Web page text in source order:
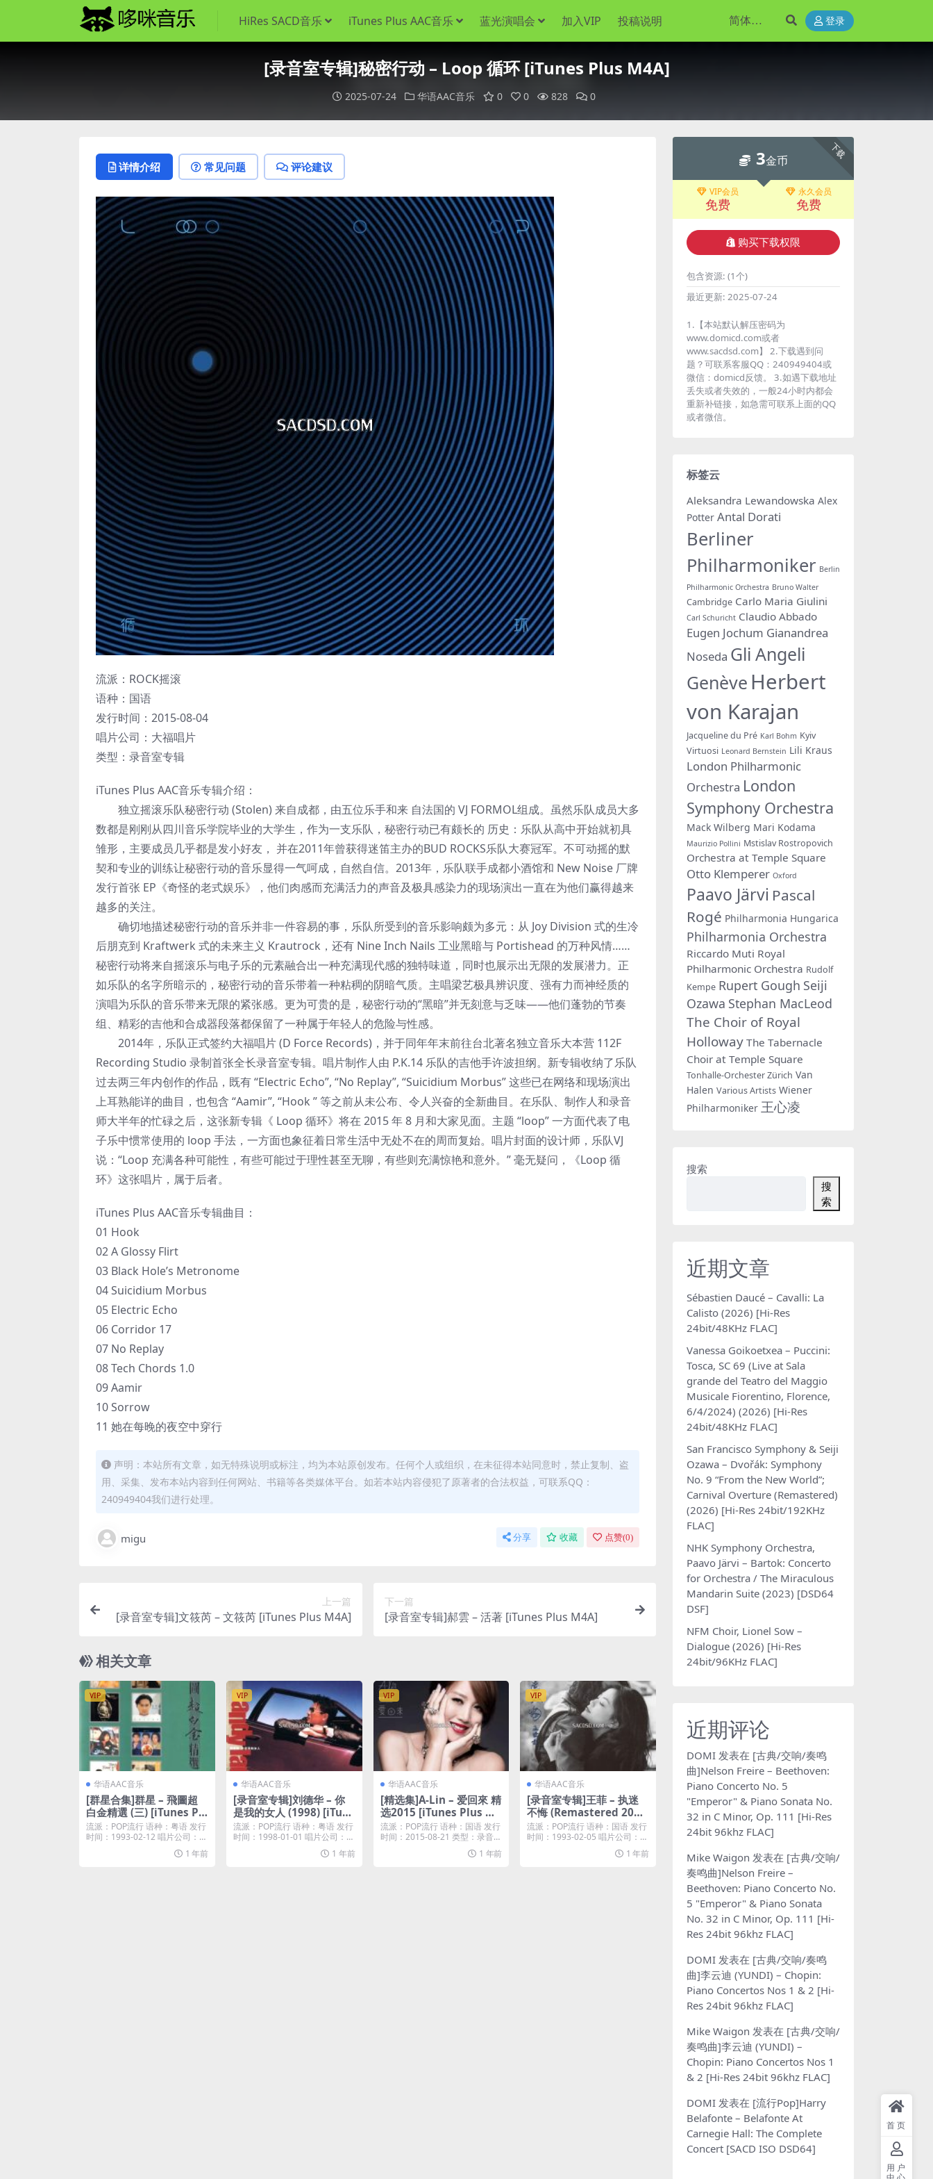
HiRes SACD音乐 iTunes Plus AAC音乐 蓝光演唱会 加入VIP 投稿说明 登录
[录音室专辑]秘密行动 – Loop 循环 [iTunes Plus M4A]
2025-07-24 华语AAC音乐 0 0 828 0
详情介绍 常见问题 评论建议
流派：ROCK摇滚
语种：国语
发行时间：2015-08-04
唱片公司：大福唱片
类型：录音室专辑
iTunes Plus AAC音乐专辑介绍：
独立摇滚乐队秘密行动 (Stolen) 来自成都，由五位乐手和来 自法国的 VJ FORMOL组成。虽然乐队成员大多
数都是刚刚从四川音乐学院毕业的大学生，作为一支乐队，秘密行动已有颇长的 历史：乐队从高中开始就初具
雏形，主要成员几乎都是发小好友， 并在2011年曾获得迷笛主办的BUD ROCKS乐队大赛冠军。不可动摇的默
契和专业的训练让秘密行动的音乐显得一气呵成，自然自信。2013年，乐队联手成都小酒馆和 New Noise 厂牌
发行首张 EP《奇怪的老式娱乐》，他们肉感而充满活力的声音及极具感染力的现场演出一直在为他们赢得越来
越多的关注。
确切地描述秘密行动的音乐并非一件容易的事，乐队所受到的音乐影响颇为多元：从 Joy Division 式的生冷
后朋克到 Kraftwerk 式的未来主义 Krautrock，还有 Nine Inch Nails 工业黑暗与 Portishead 的万种风情……
秘密行动将来自摇滚乐与电子乐的元素融合出一种充满现代感的独特味道，同时也展示出无限的发展潜力。正
如乐队的名字所暗示的，秘密行动的音乐带着一种粘稠的阴暗气质。主唱梁艺极具辨识度、强有力而神经质的
演唱为乐队的音乐带来无限的紧张感。更为可贵的是，秘密行动的“黑暗”并无刻意与乏味——他们蓬勃的节奏
组、精彩的吉他和合成器段落都保留了一种属于年轻人的危险与性感。
2014年，乐队正式签约大福唱片 (D Force Records)，并于同年年末前往台北著名独立音乐大本营 112F
Recording Studio 录制首张全长录音室专辑。唱片制作人由 P.K.14 乐队的吉他手许波担纲。新专辑收纳了乐队
过去两三年内创作的作品，既有 “Electric Echo”, “No Replay”, “Suicidium Morbus” 这些已在网络和现场演出
上耳熟能详的曲目，也包含 “Aamir”, “Hook ” 等之前从未公布、令人兴奋的全新曲目。在乐队、制作人和录音
师大半年的忙碌之后，这张新专辑《 Loop 循环》将在 2015 年 8 月和大家见面。主题 “loop” 一方面代表了电
子乐中惯常使用的 loop 手法，一方面也象征着日常生活中无处不在的周而复始。唱片封面的设计师，乐队VJ
说：“Loop 充满各种可能性，有些可能过于理性甚至无聊，有些则充满惊艳和意外。” 毫无疑问，《Loop 循
环》这张唱片，属于后者。
iTunes Plus AAC音乐专辑曲目：
01 Hook
02 A Glossy Flirt
03 Black Hole’s Metronome
04 Suicidium Morbus
05 Electric Echo
06 Corridor 17
07 No Replay
08 Tech Chords 1.0
09 Aamir
10 Sorrow
11 她在每晚的夜空中穿行
声明：本站所有文章，如无特殊说明或标注，均为本站原创发布。任何个人或组织，在未征得本站同意时，禁止复制、盗
用、采集、发布本站内容到任何网站、书籍等各类媒体平台。如若本站内容侵犯了原著者的合法权益，可联系QQ：
240949404我们进行处理。
migu 分享 收藏 点赞(0)
上一篇
[录音室专辑]文筱芮 – 文筱芮 [iTunes Plus M4A]
下一篇
[录音室专辑]郝雲 – 活著 [iTunes Plus M4A]
相关文章
VIP
华语AAC音乐
[群星合集]群星 – 飛圖超
白金精選 (三) [iTunes Pl
us M4A]
流派：POP流行 语种：粤语 发行
时间：1993-02-12 唱片公司：英
1 年前
VIP
华语AAC音乐
[录音室专辑]刘德华 – 你
是我的女人 (1998) [iTun
es Plus M4A]
流派：POP流行 语种：粤语 发行
时间：1998-01-01 唱片公司：寰
1 年前
VIP
华语AAC音乐
[精选集]A-Lin – 爱回來 精
选2015 [iTunes Plus M4
A]
流派：POP流行 语种：国语 发行
时间：2015-08-21 类型：录音室
1 年前
VIP
华语AAC音乐
[录音室专辑]王菲 – 执迷
不悔 (Remastered 201
9) (1993) [iTunes Plus
M4A]
流派：POP流行 语种：国语 发行
时间：1993-02-05 唱片公司：T
1 年前
下载
3金币
VIP会员
免费
永久会员
免费
购买下载权限
包含资源: (1个)
最近更新: 2025-07-24
1.【本站默认解压密码为
www.domicd.com或者
www.sacdsd.com】 2.下载遇到问
题？可联系客服QQ：240949404或
微信：domicd反馈。 3.如遇下载地址
丢失或者失效的，一般24小时内都会
重新补链接，如急需可联系上面的QQ
或者微信。
标签云
Aleksandra Lewandowska Alex
Potter Antal Dorati
Berliner
Philharmoniker Berlin
Philharmonic Orchestra Bruno Walter
Cambridge Carlo Maria Giulini
Carl Schuricht Claudio Abbado
Eugen Jochum Gianandrea
Noseda Gli Angeli
Genève Herbert
von Karajan
Jacqueline du Pré Karl Bohm Kyiv
Virtuosi Leonard Bernstein Lili Kraus
London Philharmonic
Orchestra London
Symphony Orchestra
Mack Wilberg Mari Kodama
Maurizio Pollini Mstislav Rostropovich
Orchestra at Temple Square
Otto Klemperer Oxford
Paavo Järvi Pascal
Rogé Philharmonia Hungarica
Philharmonia Orchestra
Riccardo Muti Royal
Philharmonic Orchestra Rudolf
Kempe Rupert Gough Seiji
Ozawa Stephan MacLeod
The Choir of Royal
Holloway The Tabernacle
Choir at Temple Square
Tonhalle-Orchester Zürich Van
Halen Various Artists Wiener
Philharmoniker 王心凌
搜索
搜
索
近期文章
Sébastien Daucé – Cavalli: La
Calisto (2026) [Hi-Res
24bit/48KHz FLAC]
Vanessa Goikoetxea – Puccini:
Tosca, SC 69 (Live at Sala
grande del Teatro del Maggio
Musicale Fiorentino, Florence,
6/4/2024) (2026) [Hi-Res
24bit/48KHz FLAC]
San Francisco Symphony & Seiji
Ozawa – Dvořák: Symphony
No. 9 “From the New World”;
Carnival Overture (Remastered)
(2026) [Hi-Res 24bit/192KHz
FLAC]
NHK Symphony Orchestra,
Paavo Järvi – Bartok: Concerto
for Orchestra / The Miraculous
Mandarin Suite (2023) [DSD64
DSF]
NFM Choir, Lionel Sow –
Dialogue (2026) [Hi-Res
24bit/96KHz FLAC]
近期评论
DOMI 发表在 [古典/交响/奏鸣
曲]Nelson Freire – Beethoven:
Piano Concerto No. 5
"Emperor" & Piano Sonata No.
32 in C Minor, Op. 111 [Hi-Res
24bit 96khz FLAC]
Mike Waigon 发表在 [古典/交响/
奏鸣曲]Nelson Freire –
Beethoven: Piano Concerto No.
5 "Emperor" & Piano Sonata
No. 32 in C Minor, Op. 111 [Hi-
Res 24bit 96khz FLAC]
DOMI 发表在 [古典/交响/奏鸣
曲]李云迪 (YUNDI) – Chopin:
Piano Concertos Nos 1 & 2 [Hi-
Res 24bit 96khz FLAC]
Mike Waigon 发表在 [古典/交响/
奏鸣曲]李云迪 (YUNDI) –
Chopin: Piano Concertos Nos 1
& 2 [Hi-Res 24bit 96khz FLAC]
DOMI 发表在 [流行Pop]Harry
Belafonte – Belafonte At
Carnegie Hall: The Complete
Concert [SACD ISO DSD64]
首页
用户